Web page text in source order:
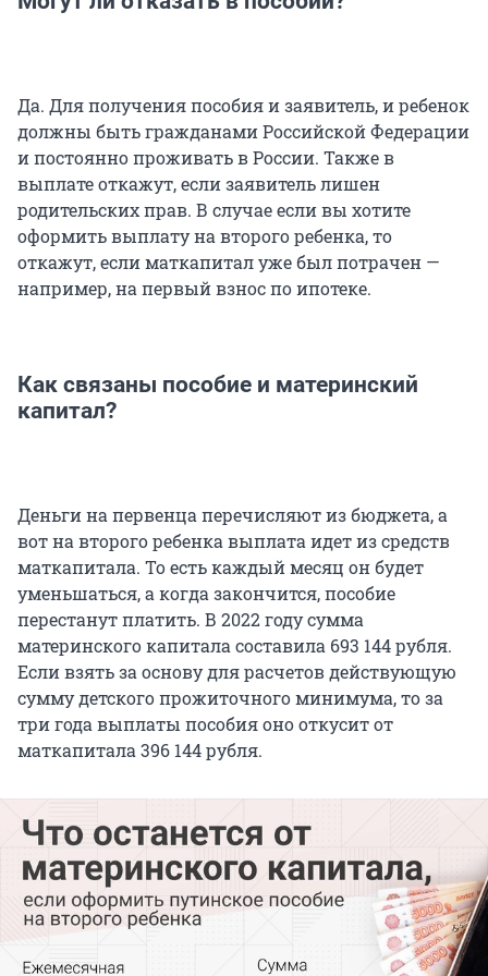
Да. Для получения пособия и заявитель, и ребенок
должны быть гражданами Российской Федерации
и постоянно проживать в России. Также в
выплате откажут, если заявитель лишен
родительских прав. В случае если вы хотите
оформить выплату на второго ребенка, то
откажут, если маткапитал уже был потрачен —
например, на первый взнос по ипотеке.
Как связаны пособие и материнский
капитал?
Деньги на первенца перечисляют из бюджета, а
вот на второго ребенка выплата идет из средств
маткапитала. То есть каждый месяц он будет
уменьшаться, а когда закончится, пособие
перестанут платить. В 2022 году сумма
материнского капитала составила 693 144 рубля.
Если взять за основу для расчетов действующую
сумму детского прожиточного минимума, то за
три года выплаты пособия оно откусит от
маткапитала 396 144 рубля.